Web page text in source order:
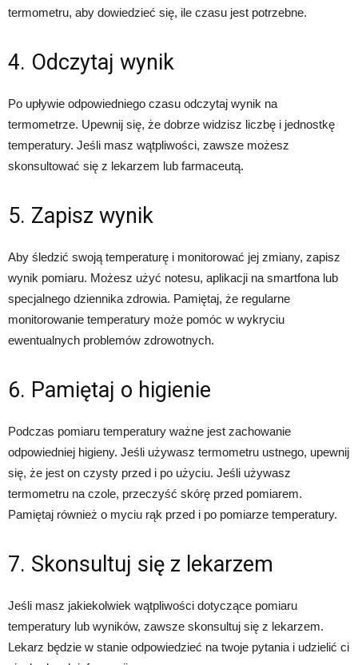
termometru, aby dowiedzieć się, ile czasu jest potrzebne.
4. Odczytaj wynik
Po upływie odpowiedniego czasu odczytaj wynik na
termometrze. Upewnij się, że dobrze widzisz liczbę i jednostkę
temperatury. Jeśli masz wątpliwości, zawsze możesz
skonsultować się z lekarzem lub farmaceutą.
5. Zapisz wynik
Aby śledzić swoją temperaturę i monitorować jej zmiany, zapisz
wynik pomiaru. Możesz użyć notesu, aplikacji na smartfona lub
specjalnego dziennika zdrowia. Pamiętaj, że regularne
monitorowanie temperatury może pomóc w wykryciu
ewentualnych problemów zdrowotnych.
6. Pamiętaj o higienie
Podczas pomiaru temperatury ważne jest zachowanie
odpowiedniej higieny. Jeśli używasz termometru ustnego, upewnij
się, że jest on czysty przed i po użyciu. Jeśli używasz
termometru na czole, przeczyść skórę przed pomiarem.
Pamiętaj również o myciu rąk przed i po pomiarze temperatury.
7. Skonsultuj się z lekarzem
Jeśli masz jakiekolwiek wątpliwości dotyczące pomiaru
temperatury lub wyników, zawsze skonsultuj się z lekarzem.
Lekarz będzie w stanie odpowiedzieć na twoje pytania i udzielić ci